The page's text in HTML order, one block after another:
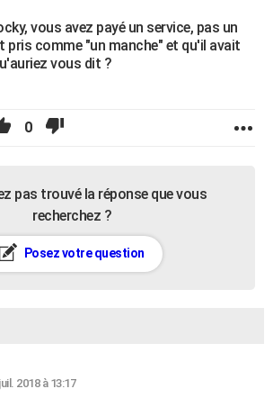
vous avez payé un service, pas un
pris comme "un manche" et qu'il avait
vous dit ?
0
pas trouvé la réponse que vous
recherchez ?
Posez votre question
2018 à 13:17